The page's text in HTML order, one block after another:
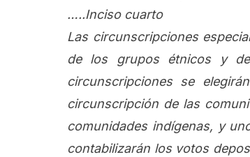
…..Inciso cuarto
Las circunscripciones
de los grupos étnicos y
circunscripciones se
circunscripción de las
comunidades indígenas, y
contabilizarán los votos